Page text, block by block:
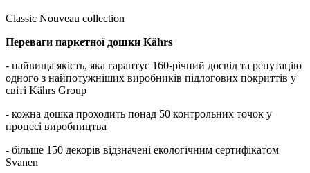
Classic Nouveau collection
Переваги паркетної дошки Kährs
- найвища якість, яка гарантує 160-річний досвід та репутацію
одного з найпотужніших виробників підлогових покриттів у
світі Kährs Group
- кожна дошка проходить понад 50 контрольних точок у
процесі виробництва
- більше 150 декорів відзначені екологічним сертифікатом
Svanen